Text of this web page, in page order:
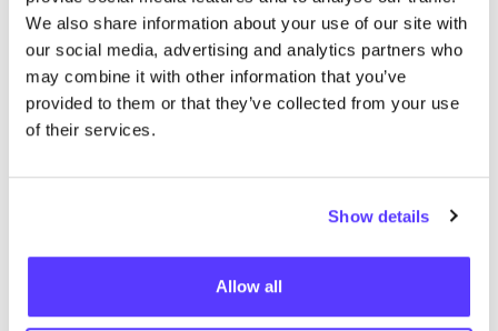
We also share information about your use of our site with
our social media, advertising and analytics partners who
may combine it with other information that you’ve
provided to them or that they’ve collected from your use
of their services.
Show details
Allow all